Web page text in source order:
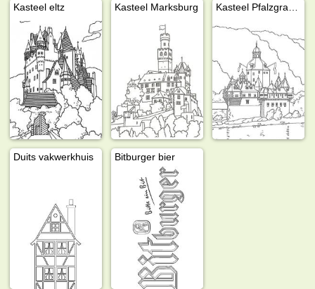
Kasteel eltz Kasteel Marksburg
Duits vakwerkhuis Bitburger bier